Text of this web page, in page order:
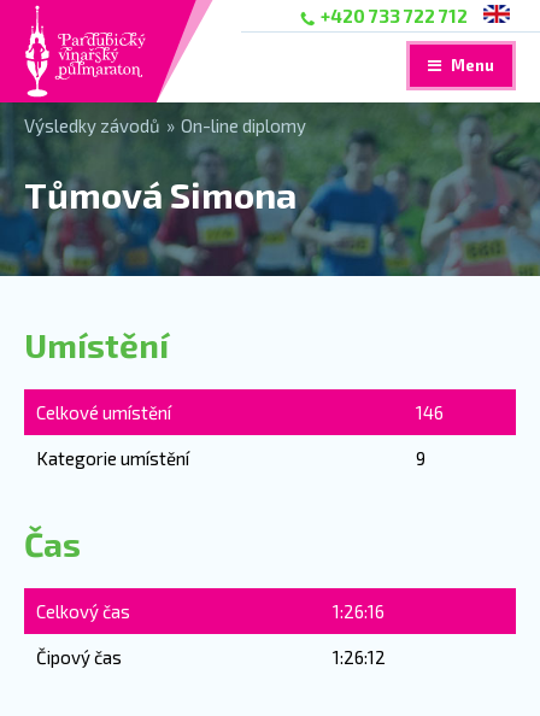
+420 733 722 712
Menu
Výsledky závodů » On-line diplomy
Tůmová Simona
Umístění
Celkové umístění 146
Kategorie umístění 9
Čas
Celkový čas 1:26:16
Čipový čas 1:26:12